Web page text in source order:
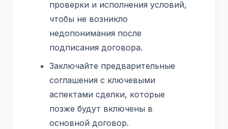
проверки и исполнения условий,
чтобы не возникло
недопонимания после
подписания договора.
Заключайте предварительные
соглашения с ключевыми
аспектами сделки, которые
позже будут включены в
основной договор.